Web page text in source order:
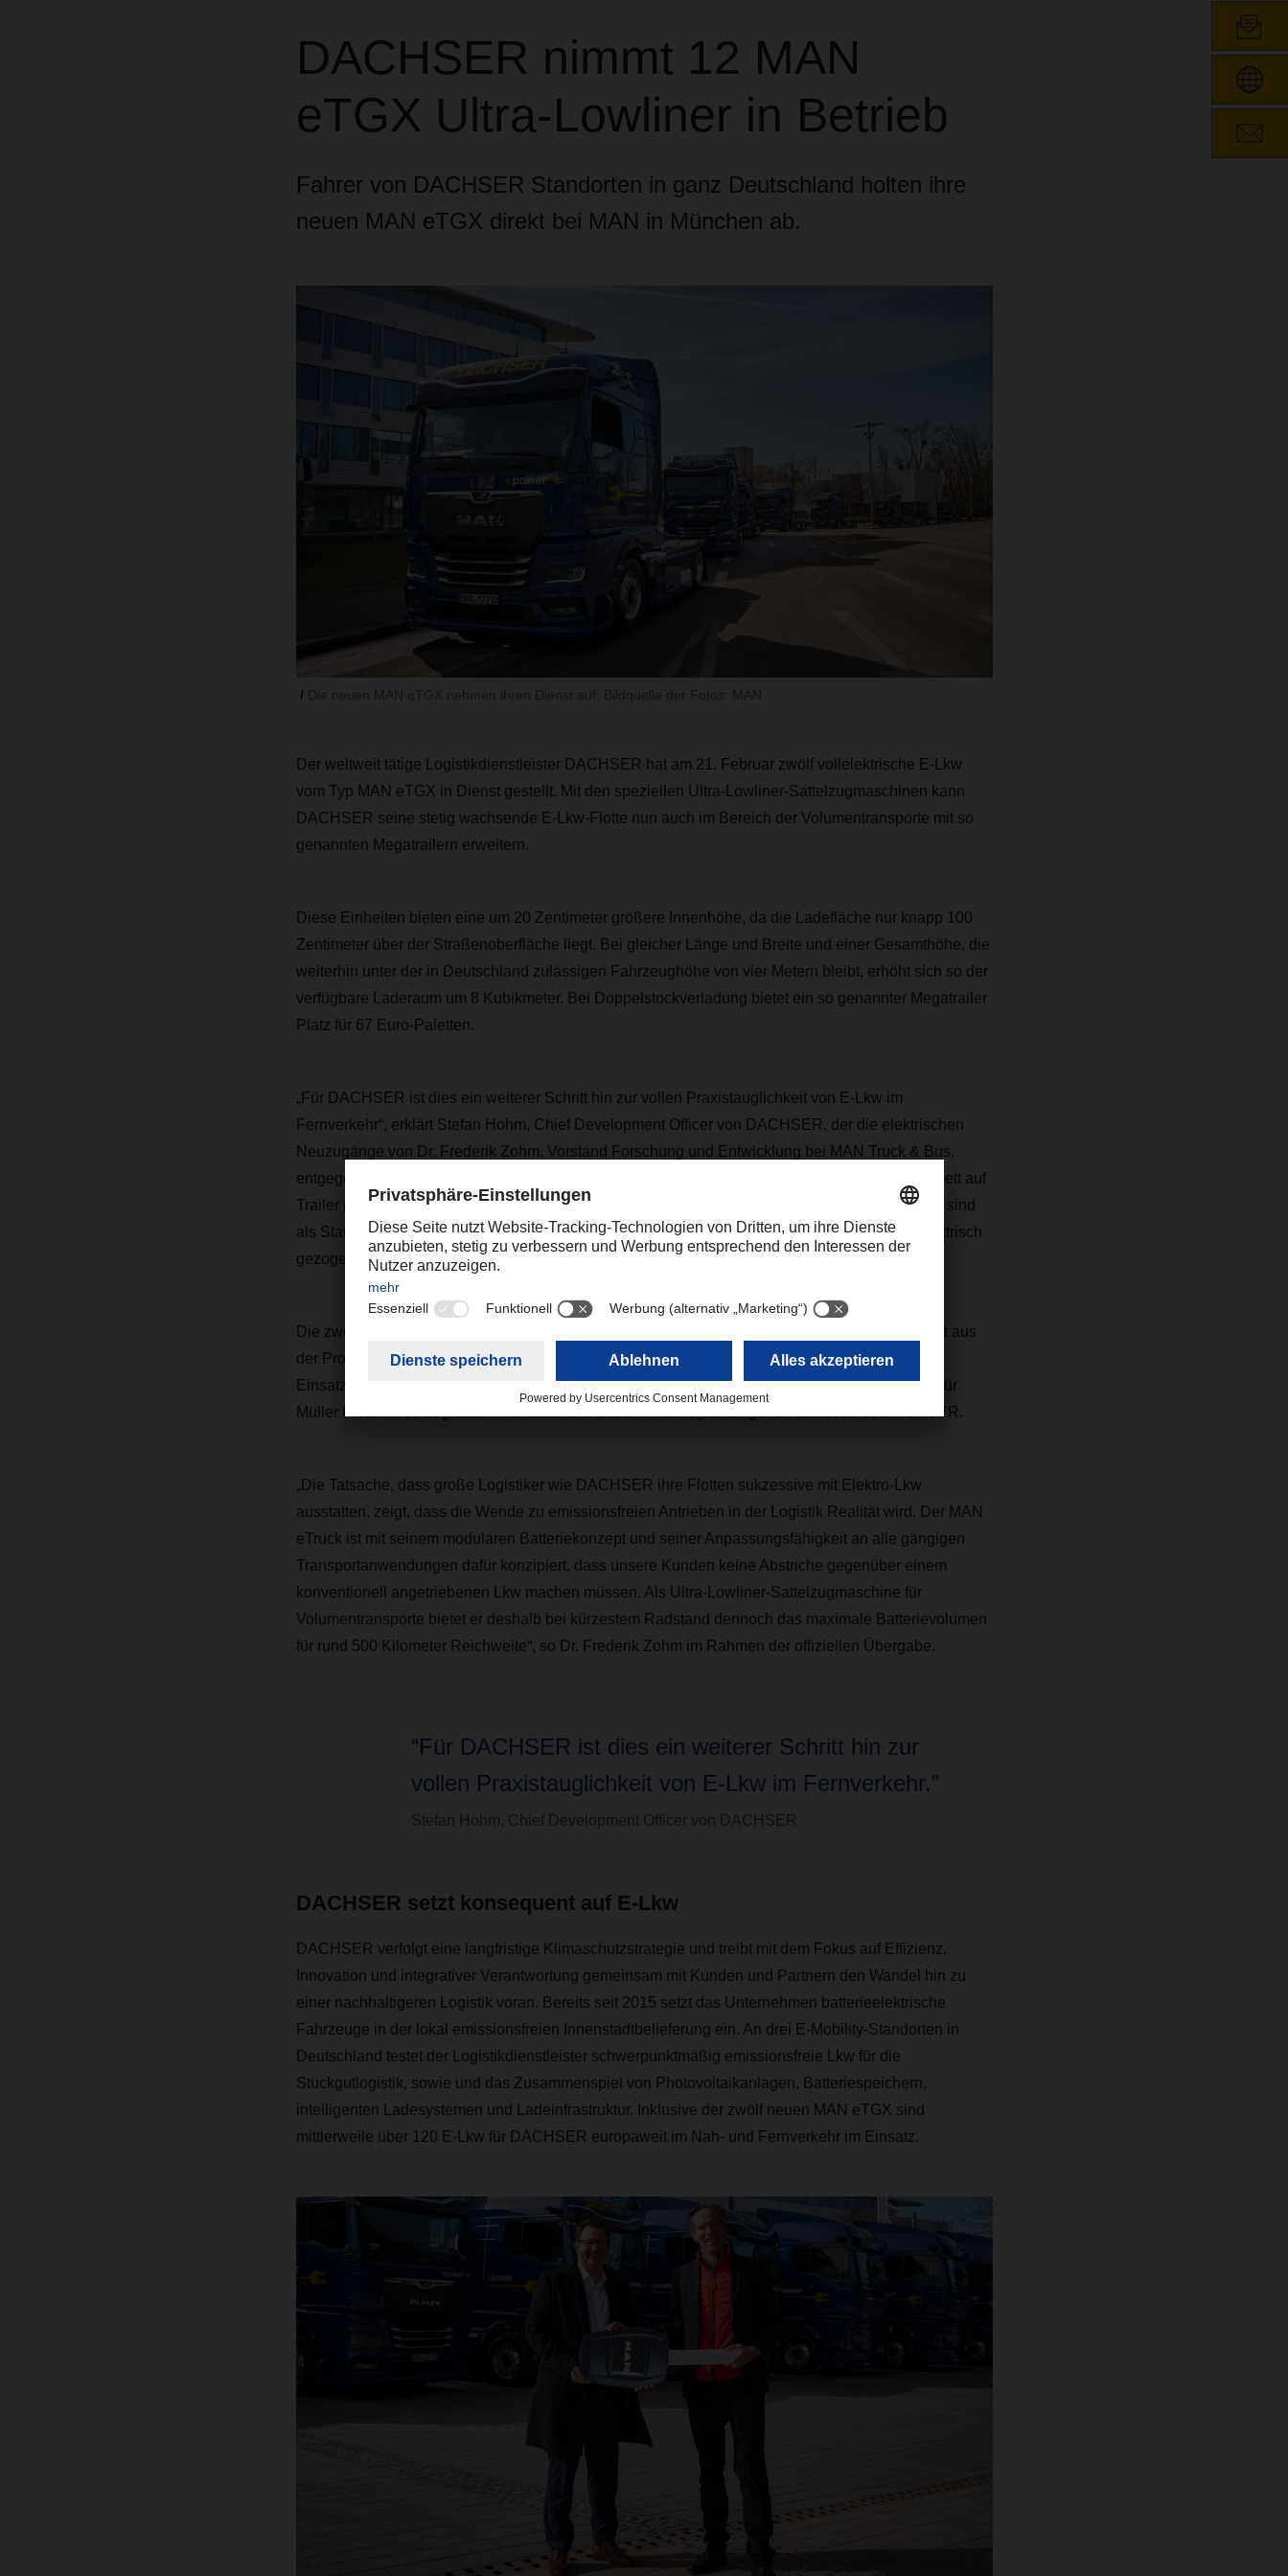
DACHSER nimmt 12 MAN
eTGX Ultra-Lowliner in Betrieb
Fahrer von DACHSER Standorten in ganz Deutschland holten ihre
neuen MAN eTGX direkt bei MAN in München ab.
Der weltweit tätige Logistikdienstleister DACHSER hat am 21. Februar zwölf vollelektrische E-Lkw
vom Typ MAN eTGX in Dienst gestellt. Mit den speziellen Ultra-Lowliner-Sattelzugmaschinen kann
DACHSER seine stetig wachsende E-Lkw-Flotte nun auch im Bereich der Volumentransporte mit so
genannten Megatrailern erweitern.
Diese Einheiten bieten eine um 20 Zentimeter größere Innenhöhe, da die Ladefläche nur knapp 100
Zentimeter über der Straßenoberfläche liegt. Bei gleicher Länge und Breite und einer Gesamthöhe, die
weiterhin unter der in Deutschland zulässigen Fahrzeughöhe von vier Metern bleibt, erhöht sich so der
verfügbare Laderaum um 8 Kubikmeter. Bei Doppelstockverladung bietet ein so genannter Megatrailer
Platz für 67 Euro-Paletten.
„Für DACHSER ist dies ein weiterer Schritt hin zur vollen Praxistauglichkeit von E-Lkw im
Fernverkehr“, erklärt Stefan Hohm, Chief Development Officer von DACHSER, der die elektrischen
Neuzugänge von Dr. Frederik Zohm, Vorstand Forschung und Entwicklung bei MAN Truck & Bus,
entgegennahm. „Wir setzen in unserem europäischen Stückgutnetzwerk bereits seit 2021 komplett auf
Trailer mit mehr Innenhöhe, da sie auf Langstrecken wirtschaftlicher und ressourcenschonender sind
als Standardauflieger. Dass die Einheiten mit den MAN eTGX Ultra-Lowlinern nun auch vollelektrisch
gezogen werden können, bringt uns voran auf dem Weg zu einer nachhaltigeren Logistik.“
Die zwölf eTGX Lowliner-Fahrzeuge wurden von ihren künftigen Fahrerinnen und Fahrern direkt aus
der Produktion von MAN Truck & Bus im Werk München abgeholt und zu ihren deutschen
Einsatzstandorten überführt. Zusätzlich ist seit Dezember 2024 ein eTGX in den Niederlanden für
Müller Fresh Food Logistics im Einsatz. Der Lebensmittellogistiker gehört seit 2023 zu DACHSER.
„Die Tatsache, dass große Logistiker wie DACHSER ihre Flotten sukzessive mit Elektro-Lkw
ausstatten, zeigt, dass die Wende zu emissionsfreien Antrieben in der Logistik Realität wird. Der MAN
eTruck ist mit seinem modularen Batteriekonzept und seiner Anpassungsfähigkeit an alle gängigen
Transportanwendungen dafür konzipiert, dass unsere Kunden keine Abstriche gegenüber einem
konventionell angetriebenen Lkw machen müssen. Als Ultra-Lowliner-Sattelzugmaschine für
Volumentransporte bietet er deshalb bei kürzestem Radstand dennoch das maximale Batterievolumen
für rund 500 Kilometer Reichweite“, so Dr. Frederik Zohm im Rahmen der offiziellen Übergabe.
“Für DACHSER ist dies ein weiterer Schritt hin zur
vollen Praxistauglichkeit von E-Lkw im Fernverkehr.”
Stefan Hohm, Chief Development Officer von DACHSER
DACHSER setzt konsequent auf E-Lkw
DACHSER verfolgt eine langfristige Klimaschutzstrategie und treibt mit dem Fokus auf Effizienz,
Innovation und integrativer Verantwortung gemeinsam mit Kunden und Partnern den Wandel hin zu
einer nachhaltigeren Logistik voran. Bereits seit 2015 setzt das Unternehmen batterieelektrische
Fahrzeuge in der lokal emissionsfreien Innenstadtbelieferung ein. An drei E-Mobility-Standorten in
Deutschland testet der Logistikdienstleister schwerpunktmäßig emissionsfreie Lkw für die
Stückgutlogistik, sowie und das Zusammenspiel von Photovoltaikanlagen, Batteriespeichern,
intelligenten Ladesystemen und Ladeinfrastruktur. Inklusive der zwölf neuen MAN eTGX sind
mittlerweile über 120 E-Lkw für DACHSER europaweit im Nah- und Fernverkehr im Einsatz.